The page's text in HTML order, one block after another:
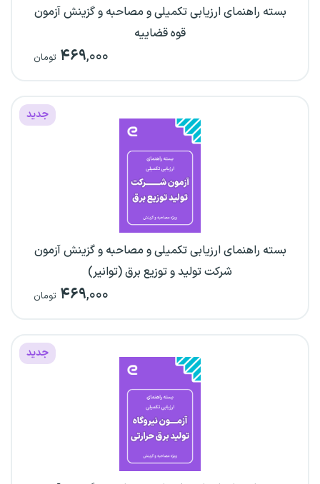
بسته راهنمای ارزیابی تکمیلی و مصاحبه و گزینش آزمون
قوه قضاییه
۴۶۹,۰۰۰ تومان
جدید
بسته راهنمای ارزیابی تکمیلی و مصاحبه و گزینش آزمون
شرکت تولید و توزیع برق (توانیر)
۴۶۹,۰۰۰ تومان
جدید